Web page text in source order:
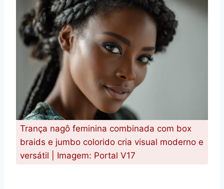
Trança nagô feminina combinada com box
braids e jumbo colorido cria visual moderno e
versátil | Imagem: Portal V17